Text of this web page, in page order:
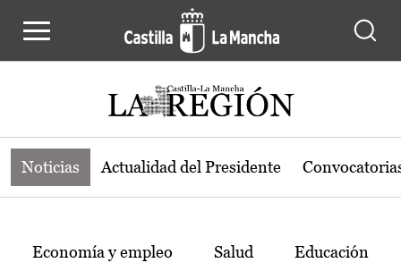
Noticias de la región de Castilla-La
Noticias Actualidad del Presidente
Temas
Economía y empleo Salud Educación